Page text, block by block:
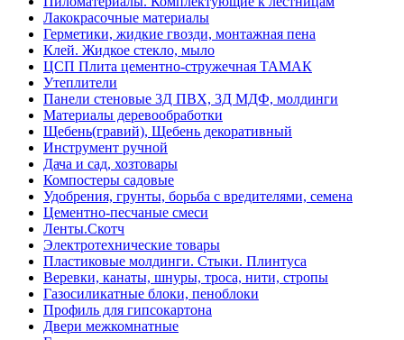
Лакокрасочные материалы
Герметики, жидкие гвозди, монтажная пена
Клей. Жидкое стекло, мыло
ЦСП Плита цементно-стружечная ТАМАК
Утеплители
Панели стеновые 3Д ПВХ, 3Д МДФ, молдинги
Материалы деревообработки
Щебень(гравий), Щебень декоративный
Инструмент ручной
Дача и сад, хозтовары
Компостеры садовые
Удобрения, грунты, борьба с вредителями, семена
Цементно-песчаные смеси
Ленты.Скотч
Электротехнические товары
Пластиковые молдинги. Стыки. Плинтуса
Веревки, канаты, шнуры, троса, нити, стропы
Газосиликатные блоки, пеноблоки
Профиль для гипсокартона
Двери межкомнатные